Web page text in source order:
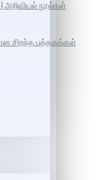
அறிவியல் நூல்கள்
சிறந்த புத்தகங்கள்